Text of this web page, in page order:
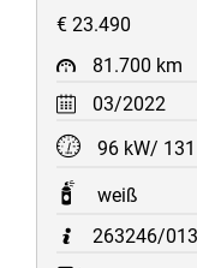
€ 23.490
81.700 km
03/2022
96 kW/
weiß
263246/